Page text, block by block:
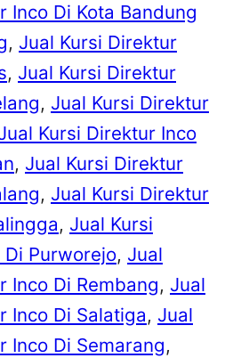
Inco Di Kota Bandung
, Jual Kursi Direktur
, Jual Kursi Direktur
, Jual Kursi Direktur
Kursi Direktur Inco
, Jual Kursi Direktur
, Jual Kursi Direktur
, Jual Kursi
Purworejo, Jual
Inco Di Rembang, Jual
Inco Di Salatiga, Jual
Inco Di Semarang